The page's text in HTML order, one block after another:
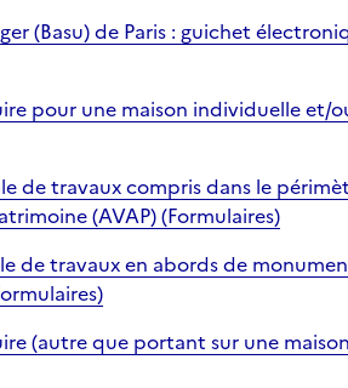
(Basu) de Paris : guichet
pour une maison individuelle et/
de travaux compris dans le
(AVAP) (Formulaires)
de travaux en abords de
(autre que portant sur une